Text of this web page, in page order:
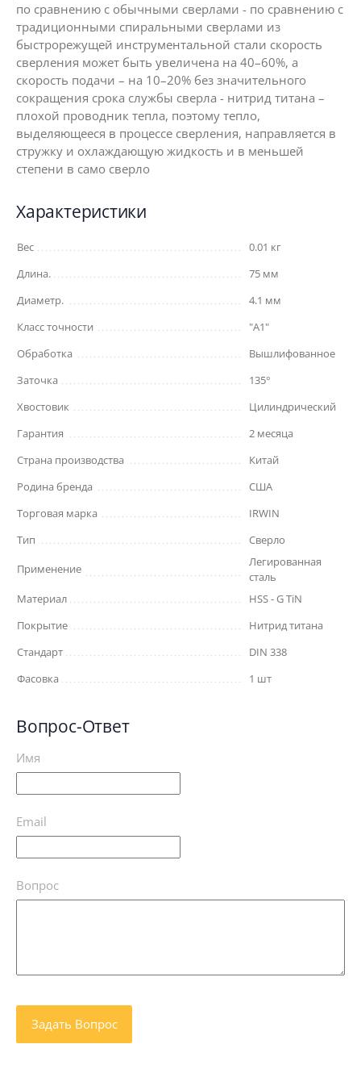
по сравнению с обычными сверлами - по сравнению с
традиционными спиральными сверлами из
быстрорежущей инструментальной стали скорость
сверления может быть увеличена на 40–60%, а
скорость подачи – на 10–20% без значительного
сокращения срока службы сверла - нитрид титана –
плохой проводник тепла, поэтому тепло,
выделяющееся в процессе сверления, направляется в
стружку и охлаждающую жидкость и в меньшей
степени в само сверло
Характеристики
Вес
0.01 кг
Длина.
75 мм
Диаметр.
4.1 мм
Класс точности
"A1"
Обработка
Вышлифованное
Заточка
135°
Хвостовик
Цилиндрический
Гарантия
2 месяца
Страна производства
Китай
Родина бренда
США
Торговая марка
IRWIN
Тип
Сверло
Применение
Легированная
сталь
Материал
HSS - G TiN
Покрытие
Нитрид титана
Стандарт
DIN 338
Фасовка
1 шт
Вопрос-Ответ
Имя
Email
Вопрос